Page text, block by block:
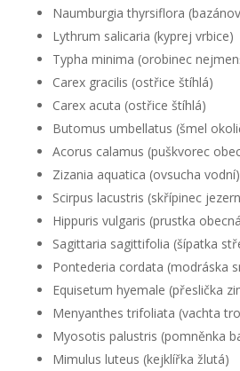
Naumburgia thyrsiflora
Lythrum salicaria (kyprej vrbice)
Typha minima (orobinec
Carex gracilis (ostřice štíhlá)
Carex acuta (ostřice štíhlá)
Butomus umbellatus (šmel
Acorus calamus (puškvorec
Zizania aquatica (ovsucha vodní)
Scirpus lacustris (skřípinec
Hippuris vulgaris (prustka
Sagittaria sagittifolia (šípatka
Pontederia cordata (modráska
Equisetum hyemale (přeslička
Menyanthes trifoliata (vachta
Myosotis palustris (pomněnka
Mimulus luteus (kejklířka žlutá)